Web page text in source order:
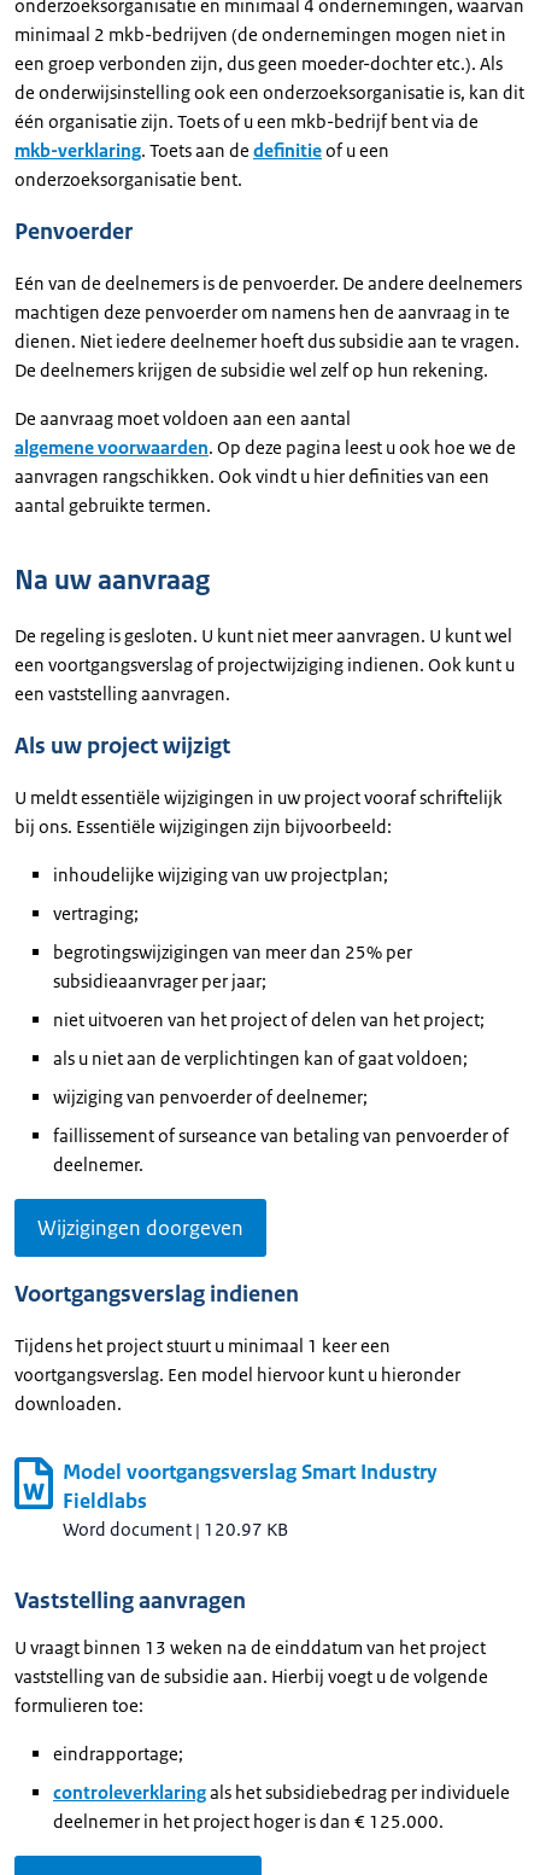
onderzoeksorganisatie en minimaal 4 ondernemingen, waarvan
minimaal 2 mkb-bedrijven (de ondernemingen mogen niet in
een groep verbonden zijn, dus geen moeder-dochter etc.). Als
de onderwijsinstelling ook een onderzoeksorganisatie is, kan dit
één organisatie zijn. Toets of u een mkb-bedrijf bent via de
mkb-verklaring. Toets aan de definitieof u een
onderzoeksorganisatie bent.
Penvoerder
Eén van de deelnemers is de penvoerder. De andere deelnemers
machtigen deze penvoerder om namens hen de aanvraag in te
dienen. Niet iedere deelnemer hoeft dus subsidie aan te vragen.
De deelnemers krijgen de subsidie wel zelf op hun rekening.
De aanvraag moet voldoen aan een aantal
algemene voorwaarden. Op deze pagina leest u ook hoe we de
aanvragen rangschikken. Ook vindt u hier definities van een
aantal gebruikte termen.
Na uw aanvraag
De regeling is gesloten. U kunt niet meer aanvragen. U kunt wel
een voortgangsverslag of projectwijziging indienen. Ook kunt u
een vaststelling aanvragen.
Als uw project wijzigt
U meldt essentiële wijzigingen in uw project vooraf schriftelijk
bij ons. Essentiële wijzigingen zijn bijvoorbeeld:
inhoudelijke wijziging van uw projectplan;
vertraging;
begrotingswijzigingen van meer dan 25% per
subsidieaanvrager per jaar;
niet uitvoeren van het project of delen van het project;
als u niet aan de verplichtingen kan of gaat voldoen;
wijziging van penvoerder of deelnemer;
faillissement of surseance van betaling van penvoerder of
deelnemer.
Wijzigingen doorgeven
Voortgangsverslag indienen
Tijdens het project stuurt u minimaal 1 keer een
voortgangsverslag. Een model hiervoor kunt u hieronder
downloaden.
Model voortgangsverslag Smart Industry
Fieldlabs
Word document | 120.97 KB
Vaststelling aanvragen
U vraagt binnen 13 weken na de einddatum van het project
vaststelling van de subsidie aan. Hierbij voegt u de volgende
formulieren toe:
eindrapportage;
controleverklaringals het subsidiebedrag per individuele
deelnemer in het project hoger is dan € 125.000.